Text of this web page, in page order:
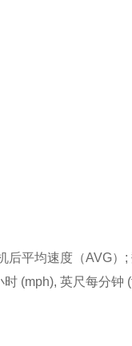
后平均速度（AVG）;
(mph), 英尺每分钟